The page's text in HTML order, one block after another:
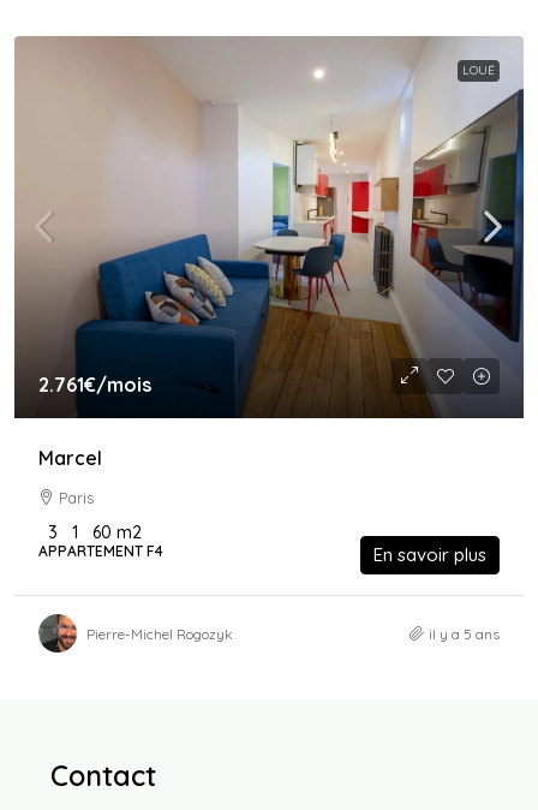
LOUÉ
2.761€/mois
Marcel
Paris
3 1 60 m2
APPARTEMENT F4 En savoir plus
Pierre-Michel Rogozyk il y a 5 ans
Contact